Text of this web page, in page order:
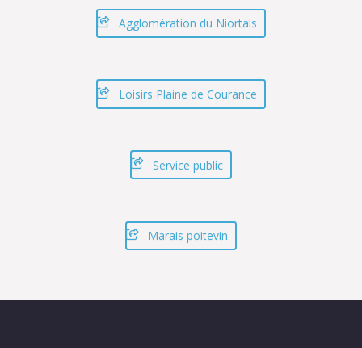
Agglomération du Niortais
Loisirs Plaine de Courance
Service public
Marais poitevin